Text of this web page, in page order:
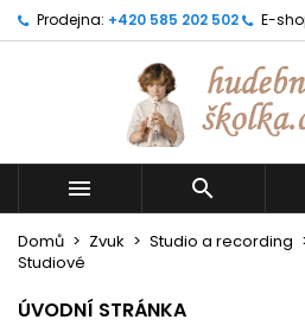
Prodejna: +420 585 202 502 E-
 
Domů Zvuk Studio a recording
Studiové
ÚVODNÍ STRÁNKA